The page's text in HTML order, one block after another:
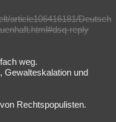
Gaming Filme
Allmystery
article106416181/Deutsch
reply
weg.
Gewalteskalation und
Rechtspopulisten.